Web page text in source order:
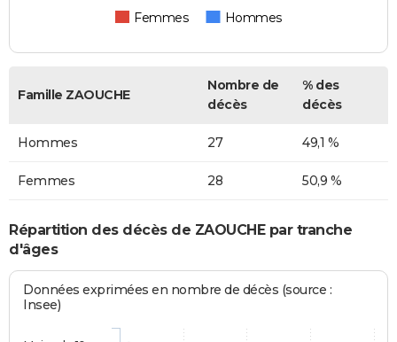
Femmes Hommes
Famille ZAOUCHE
Nombre de
décès
% des
décès
Hommes 27 49,1 %
Femmes 28 50,9 %
Répartition des décès de ZAOUCHE par tranche
d'âges
Données exprimées en nombre de décès (source :
Insee)